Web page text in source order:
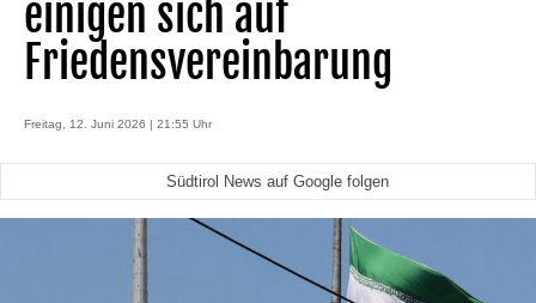
einigen sich auf
Friedensvereinbarung
Freitag, 12. Juni 2026 | 21:55 Uhr
Südtirol News auf Google folgen